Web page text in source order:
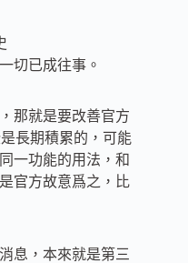
切已成往事。
那就是要改善官方
長期積累的，可能
一功能的用法，和
官方故意爲之，比
息，本來就是第三